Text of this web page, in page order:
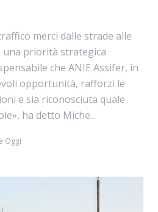
merci dalle strade alle
priorità strategica
che ANIE Assifer, in
opportunità, rafforzi le
e sia riconosciuta quale
ha detto Miche...
Oggi